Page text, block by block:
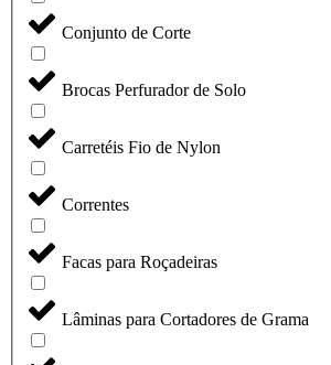
Conjunto de Corte
Brocas Perfurador de Solo
Carretéis Fio de Nylon
Correntes
Facas para Roçadeiras
Lâminas para Cortadores de Grama